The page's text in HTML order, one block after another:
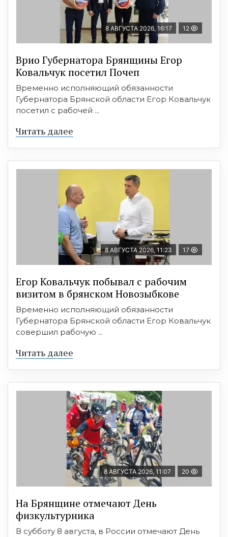
8 АВГУСТА 2026, 16:17 12
Врио Губернатора Брянщины Егор
Ковальчук посетил Почеп
Временно исполняющий обязанности
Губернатора Брянской области Егор Ковальчук
посетил с рабочей ...
Читать далее
8 АВГУСТА 2026, 11:23 17
Егор Ковальчук побывал с рабочим
визитом в брянском Новозыбкове
Временно исполняющий обязанности
Губернатора Брянской области Егор Ковальчук
совершил рабочую ...
Читать далее
8 АВГУСТА 2026, 11:07 20
На Брянщине отмечают День
физкультурника
В субботу 8 августа, в России отмечают День